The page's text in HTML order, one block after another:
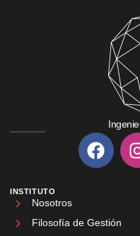
INSTITUTO
Nosotros
Filosofía de Gestión